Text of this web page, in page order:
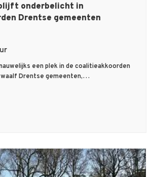
onderbelicht in
Drentse gemeenten
een plek in de coalitieakkoorden
Drentse gemeenten,…